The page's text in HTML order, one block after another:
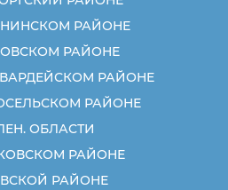
РАЙОНЕ
РАЙОНЕ
РАЙОНЕ
РАЙОНЕ
ОБЛАСТИ
РАЙОНЕ
РАЙОНЕ